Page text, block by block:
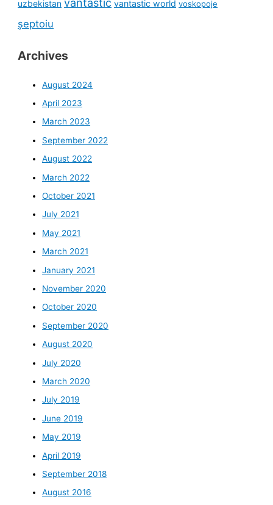
uzbekistan vantastic vantastic world voskopoje
șeptoiu
Archives
August 2024
April 2023
March 2023
September 2022
August 2022
March 2022
October 2021
July 2021
May 2021
March 2021
January 2021
November 2020
October 2020
September 2020
August 2020
July 2020
March 2020
July 2019
June 2019
May 2019
April 2019
September 2018
August 2016